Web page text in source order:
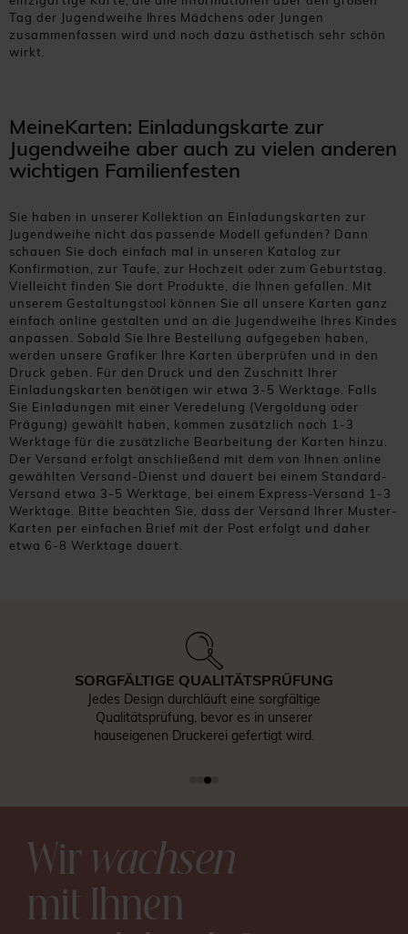
Tag der Jugendweihe Ihres Mädchens oder Jungen
zusammenfassen wird und noch dazu ästhetisch sehr schön
wirkt.
MeineKarten: Einladungskarte zur
Jugendweihe aber auch zu vielen anderen
wichtigen Familienfesten
Sie haben in unserer Kollektion an Einladungskarten zur
Jugendweihe nicht das passende Modell gefunden? Dann
schauen Sie doch einfach mal in unseren Katalog zur
Konfirmation, zur Taufe, zur Hochzeit oder zum Geburtstag.
Vielleicht finden Sie dort Produkte, die Ihnen gefallen. Mit
unserem Gestaltungstool können Sie all unsere Karten ganz
einfach online gestalten und an die Jugendweihe Ihres Kindes
anpassen. Sobald Sie Ihre Bestellung aufgegeben haben,
werden unsere Grafiker Ihre Karten überprüfen und in den
Druck geben. Für den Druck und den Zuschnitt Ihrer
Einladungskarten benötigen wir etwa 3-5 Werktage. Falls
Sie Einladungen mit einer Veredelung (Vergoldung oder
Prägung) gewählt haben, kommen zusätzlich noch 1-3
Werktage für die zusätzliche Bearbeitung der Karten hinzu.
Der Versand erfolgt anschließend mit dem von Ihnen online
gewählten Versand-Dienst und dauert bei einem Standard-
Versand etwa 3-5 Werktage, bei einem Express-Versand 1-3
Werktage. Bitte beachten Sie, dass der Versand Ihrer Muster-
Karten per einfachen Brief mit der Post erfolgt und daher
etwa 6-8 Werktage dauert.
SORGFÄLTIGE QUALITÄTSPRÜFUNG
Jedes Design durchläuft eine sorgfältige
Qualitätsprüfung, bevor es in unserer
hauseigenen Druckerei gefertigt wird.
Wirwachsen
mit Ihnen